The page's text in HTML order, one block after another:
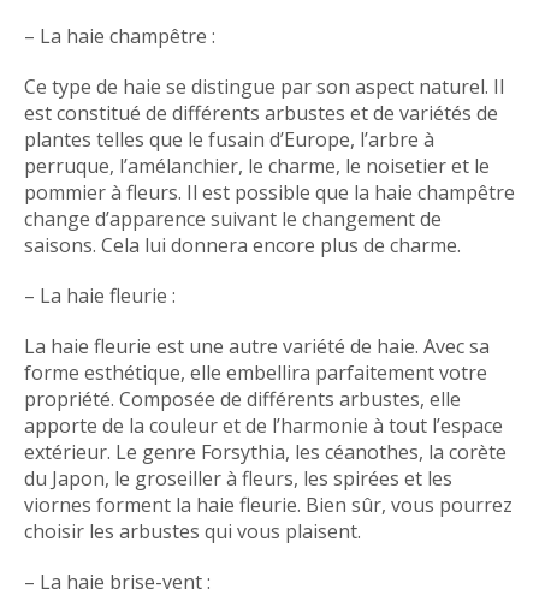
– La haie champêtre :
Ce type de haie se distingue par son aspect naturel. Il
est constitué de différents arbustes et de variétés de
plantes telles que le fusain d’Europe, l’arbre à
perruque, l’amélanchier, le charme, le noisetier et le
pommier à fleurs. Il est possible que la haie champêtre
change d’apparence suivant le changement de
saisons. Cela lui donnera encore plus de charme.
– La haie fleurie :
La haie fleurie est une autre variété de haie. Avec sa
forme esthétique, elle embellira parfaitement votre
propriété. Composée de différents arbustes, elle
apporte de la couleur et de l’harmonie à tout l’espace
extérieur. Le genre Forsythia, les céanothes, la corète
du Japon, le groseiller à fleurs, les spirées et les
viornes forment la haie fleurie. Bien sûr, vous pourrez
choisir les arbustes qui vous plaisent.
– La haie brise-vent :